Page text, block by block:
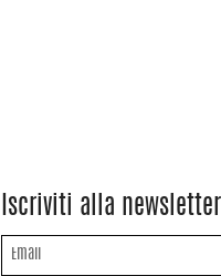
Iscriviti alla newsletter